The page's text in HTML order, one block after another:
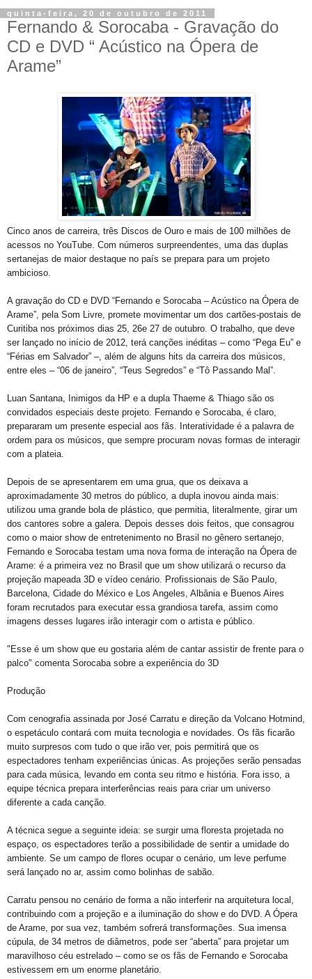
quinta-feira, 20 de outubro de 2011
Fernando & Sorocaba - Gravação do
CD e DVD “ Acústico na Ópera de
Arame”
Cinco anos de carreira, três Discos de Ouro e mais de 100 milhões de
acessos no YouTube. Com números surpreendentes, uma das duplas
sertanejas de maior destaque no país se prepara para um projeto
ambicioso.
A gravação do CD e DVD “Fernando e Sorocaba – Acústico na Ópera de
Arame”, pela Som Livre, promete movimentar um dos cartões-postais de
Curitiba nos próximos dias 25, 26e 27 de outubro. O trabalho, que deve
ser lançado no início de 2012, terá canções inéditas – como “Pega Eu” e
“Férias em Salvador” –, além de alguns hits da carreira dos músicos,
entre eles – “06 de janeiro”, “Teus Segredos” e “Tô Passando Mal”.
Luan Santana, Inimigos da HP e a dupla Thaeme & Thiago são os
convidados especiais deste projeto. Fernando e Sorocaba, é claro,
prepararam um presente especial aos fãs. Interatividade é a palavra de
ordem para os músicos, que sempre procuram novas formas de interagir
com a plateia.
Depois de se apresentarem em uma grua, que os deixava a
aproximadamente 30 metros do público, a dupla inovou ainda mais:
utilizou uma grande bola de plástico, que permitia, literalmente, girar um
dos cantores sobre a galera. Depois desses dois feitos, que consagrou
como o maior show de entretenimento no Brasil no gênero sertanejo,
Fernando e Sorocaba testam uma nova forma de interação na Ópera de
Arame: é a primeira vez no Brasil que um show utilizará o recurso da
projeção mapeada 3D e vídeo cenário. Profissionais de São Paulo,
Barcelona, Cidade do México e Los Angeles, Albânia e Buenos Aires
foram recrutados para executar essa grandiosa tarefa, assim como
imagens desses lugares irão interagir com o artista e público.
"Esse é um show que eu gostaria além de cantar assistir de frente para o
palco" comenta Sorocaba sobre a experiência do 3D
Produção
Com cenografia assinada por José Carratu e direção da Volcano Hotmind,
o espetáculo contará com muita tecnologia e novidades. Os fãs ficarão
muito surpresos com tudo o que irão ver, pois permitirá que os
espectadores tenham experiências únicas. As projeções serão pensadas
para cada música, levando em conta seu ritmo e história. Fora isso, a
equipe técnica prepara interferências reais para criar um universo
diferente a cada canção.
A técnica segue a seguinte ideia: se surgir uma floresta projetada no
espaço, os espectadores terão a possibilidade de sentir a umidade do
ambiente. Se um campo de flores ocupar o cenário, um leve perfume
será lançado no ar, assim como bolinhas de sabão.
Carratu pensou no cenário de forma a não interferir na arquitetura local,
contribuindo com a projeção e a iluminação do show e do DVD. A Ópera
de Arame, por sua vez, também sofrerá transformações. Sua imensa
cúpula, de 34 metros de diâmetros, pode ser “aberta” para projetar um
maravilhoso céu estrelado – como se os fãs de Fernando e Sorocaba
estivessem em um enorme planetário.